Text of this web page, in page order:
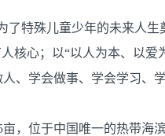
了特殊儿童少年的未来人
核心；以“以人为本、以
、学会做事、学会学习、
亩，位于中国唯一的热带